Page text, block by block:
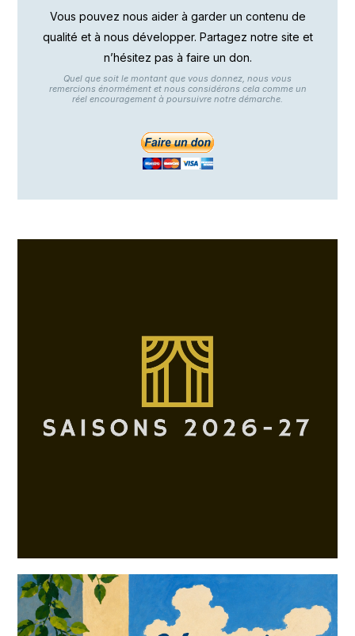
Vous pouvez nous aider à garder un contenu de
qualité et à nous développer. Partagez notre site et
n’hésitez pas à faire un don.
Quel que soit le montant que vous donnez, nous vous
remercions énormément et nous considérons cela comme un
réel encouragement à poursuivre notre démarche.